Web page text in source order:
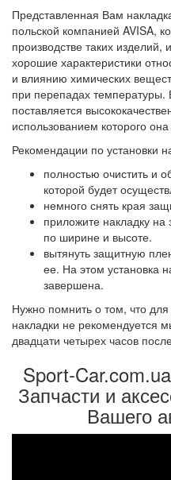
Представленная Вам
польской компанией AVISA,
производстве таких изделий,
хорошие характеристики
и влиянию химических
при перепадах температуры.
поставляется
использованием которого
Рекомендации по установки
полностью очистить и
которой будет
немного снять края
приложите накладку
по ширине и высоте.
вытянуть защитную
ее. На этом установка
завершена.
Нужно помнить о том, что
накладки не рекомендуется
двадцати четырех часов
Sport-
Запчасти и
Вашего